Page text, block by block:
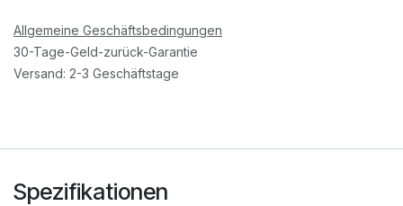
Allgemeine Geschäftsbedingungen
30-Tage-Geld-zurück-Garantie
Versand: 2-3 Geschäftstage
Spezifikationen